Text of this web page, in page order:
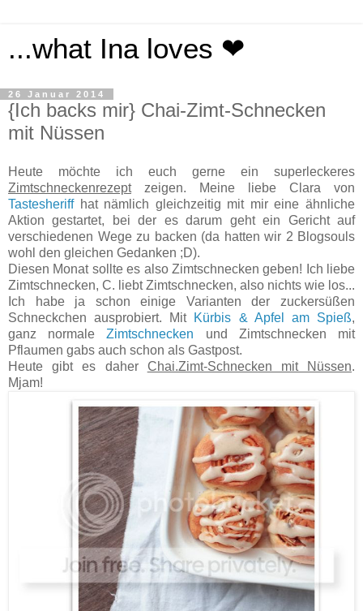
...what Ina loves ❤
26 Januar 2014
{Ich backs mir} Chai-Zimt-Schnecken
mit Nüssen
Heute möchte ich euch gerne ein superleckeres
Zimtschneckenrezeptzeigen. Meine liebe Clara von
Tastesheriffhat nämlich gleichzeitig mit mir eine ähnliche
Aktion gestartet, bei der es darum geht ein Gericht auf
verschiedenen Wege zu backen (da hatten wir 2 Blogsouls
wohl den gleichen Gedanken ;D).
Diesen Monat sollte es also Zimtschnecken geben! Ich liebe
Zimtschnecken, C. liebt Zimtschnecken, also nichts wie los...
Ich habe ja schon einige Varianten der zuckersüßen
Schneckchen ausprobiert. Mit Kürbis & Apfel am Spieß,
ganz normale Zimtschnecken und Zimtschnecken mit
Pflaumen gabs auch schon als Gastpost.
Heute gibt es daher Chai.Zimt-Schnecken mit Nüssen.
Mjam!